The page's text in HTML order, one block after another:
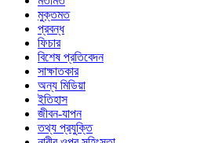
মুক্তমত
প্রবন্ধ
ফিচার
বিশেষ প্রতিবেদন
সাক্ষাতকার
অন্য মিডিয়া
ইতিহাস
জীবন-যাপন
তথ্য প্রযুক্তি